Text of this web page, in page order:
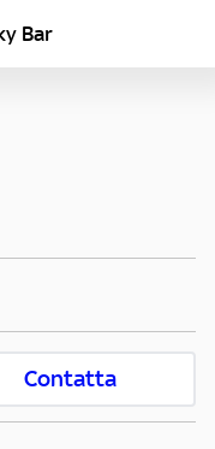
Bar
Contatta